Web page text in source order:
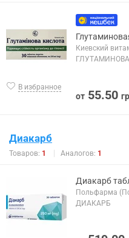
В избранное
Киевский
от 55.50
Диакарб
Товаров: 1 Аналогов: 1
Диакарб
Польфарма
ДИАКАРБ